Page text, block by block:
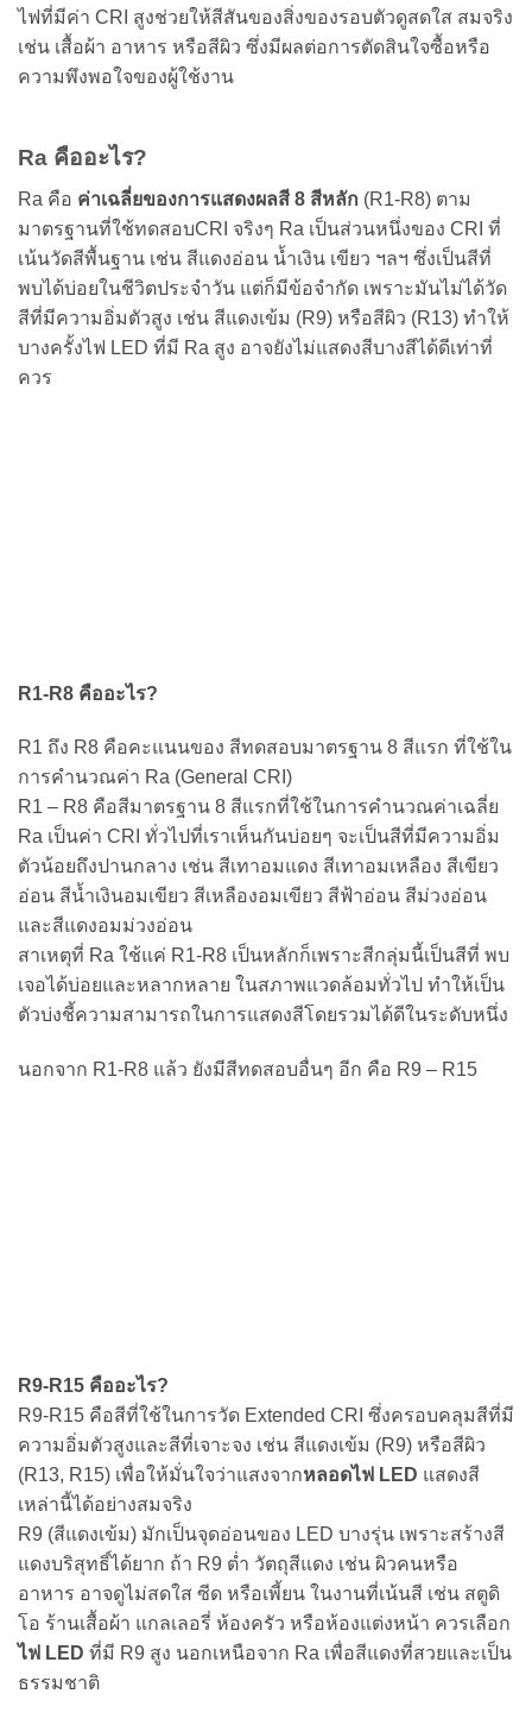
ไฟที่มีค่า CRI สูงช่วยให้สีสันของสิ่งของรอบตัวดูสดใส สมจริง
เช่น เสื้อผ้า อาหาร หรือสีผิว ซึ่งมีผลต่อการตัดสินใจซื้อหรือ
ความพึงพอใจของผู้ใช้งาน
Ra คืออะไร?
Ra คือ ค่าเฉลี่ยของการแสดงผลสี 8 สีหลัก (R1-R8) ตาม
มาตรฐานที่ใช้ทดสอบCRI จริงๆ Ra เป็นส่วนหนึ่งของ CRI ที่
เน้นวัดสีพื้นฐาน เช่น สีแดงอ่อน น้ำเงิน เขียว ฯลฯ ซึ่งเป็นสีที่
พบได้บ่อยในชีวิตประจำวัน แต่ก็มีข้อจำกัด เพราะมันไม่ได้วัด
สีที่มีความอิ่มตัวสูง เช่น สีแดงเข้ม (R9) หรือสีผิว (R13) ทำให้
บางครั้งไฟ LED ที่มี Ra สูง อาจยังไม่แสดงสีบางสีได้ดีเท่าที่
ควร
R1-R8 คืออะไร?
R1 ถึง R8 คือคะแนนของ สีทดสอบมาตรฐาน 8 สีแรก ที่ใช้ใน
การคำนวณค่า Ra (General CRI)
R1 – R8 คือสีมาตรฐาน 8 สีแรกที่ใช้ในการคำนวณค่าเฉลี่ย
Ra เป็นค่า CRI ทั่วไปที่เราเห็นกันบ่อยๆ จะเป็นสีที่มีความอิ่ม
ตัวน้อยถึงปานกลาง เช่น สีเทาอมแดง สีเทาอมเหลือง สีเขียว
อ่อน สีน้ำเงินอมเขียว สีเหลืองอมเขียว สีฟ้าอ่อน สีม่วงอ่อน
และสีแดงอมม่วงอ่อน
สาเหตุที่ Ra ใช้แค่ R1-R8 เป็นหลักก็เพราะสีกลุ่มนี้เป็นสีที่ พบ
เจอได้บ่อยและหลากหลาย ในสภาพแวดล้อมทั่วไป ทำให้เป็น
ตัวบ่งชี้ความสามารถในการแสดงสีโดยรวมได้ดีในระดับหนึ่ง
นอกจาก R1-R8 แล้ว ยังมีสีทดสอบอื่นๆ อีก คือ R9 – R15
R9-R15 คืออะไร?
R9-R15 คือสีที่ใช้ในการวัด Extended CRI ซึ่งครอบคลุมสีที่มี
ความอิ่มตัวสูงและสีที่เจาะจง เช่น สีแดงเข้ม (R9) หรือสีผิว
(R13, R15) เพื่อให้มั่นใจว่าแสงจากหลอดไฟ LED แสดงสี
เหล่านี้ได้อย่างสมจริง
R9 (สีแดงเข้ม) มักเป็นจุดอ่อนของ LED บางรุ่น เพราะสร้างสี
แดงบริสุทธิ์ได้ยาก ถ้า R9 ต่ำ วัตถุสีแดง เช่น ผิวคนหรือ
อาหาร อาจดูไม่สดใส ซีด หรือเพี้ยน ในงานที่เน้นสี เช่น สตูดิ
โอ ร้านเสื้อผ้า แกลเลอรี่ ห้องครัว หรือห้องแต่งหน้า ควรเลือก
ไฟ LED ที่มี R9 สูง นอกเหนือจาก Ra เพื่อสีแดงที่สวยและเป็น
ธรรมชาติ